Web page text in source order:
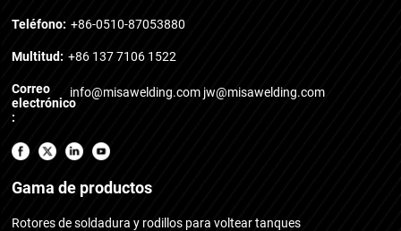
Teléfono: +86-0510-87053880
Multitud: +86 137 7106 1522
Correo
electrónico
:
info@misawelding.com jw@misawelding.com
Gama de productos
Rotores de soldadura y rodillos para voltear tanques